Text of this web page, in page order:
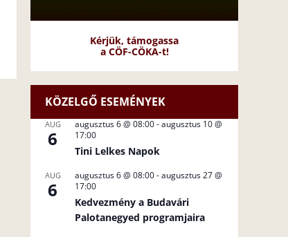
Kérjük, támogassa
a CÖF-CÖKA-t!
KÖZELGŐ ESEMÉNYEK
AUG
6
augusztus 6 @ 08:00-augusztus 10 @
17:00
Tini Lelkes Napok
AUG
6
augusztus 6 @ 08:00-augusztus 27 @
17:00
Kedvezmény a Budavári
Palotanegyed programjaira